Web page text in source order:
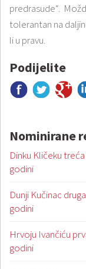
predrasude“.
tolerantan na
li u pravu.
Podijelite
Nominirane
Dinku Kličeku
godini
Dunji Kučinac
godini
Hrvoju Ivančiću
godini